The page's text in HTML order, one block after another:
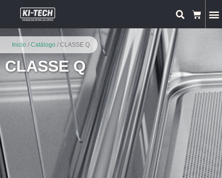
Inicio / Catálogo / CLASSE Q
CLASSE Q